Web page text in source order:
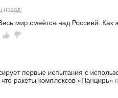
назад
мир смеётся над Россией. Как
первые испытания с
ракеты комплексов «Панцирь»